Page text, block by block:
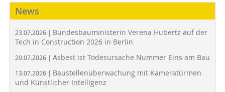
News
23.07.2026 | Bundesbauministerin Verena Hubertz auf der
Tech in Construction 2026 in Berlin
20.07.2026 | Asbest ist Todesursache Nummer Eins am Bau
13.07.2026 | Baustellenüberwachung mit Kameratürmen
und Künstlicher Intelligenz